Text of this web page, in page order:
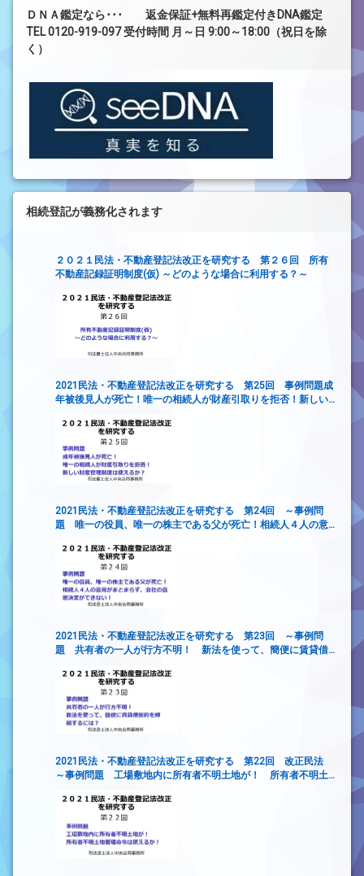
ＤＮＡ鑑定なら･･･ 返金保証+無料再鑑定付きDNA鑑定
TEL 0120-919-097 受付時間 月～日 9:00～18:00（祝日を除
く）
相続登記が義務化されます
２０２１民法・不動産登記法改正を研究する 第２６回 所有
不動産記録証明制度(仮) ～どのような場合に利用する？～
2021民法・不動産登記法改正を研究する 第25回 事例問題成
年被後見人が死亡！唯一の相続人が財産引取りを拒否！新しい
2021民法・不動産登記法改正を研究する 第24回 ～事例問
題 唯一の役員、唯一の株主である父が死亡！相続人４人の意
2021民法・不動産登記法改正を研究する 第23回 ～事例問
題 共有者の一人が行方不明！ 新法を使って、簡便に賃貸借
2021民法・不動産登記法改正を研究する 第22回 改正民法
～事例問題 工場敷地内に所有者不明土地が！ 所有者不明土